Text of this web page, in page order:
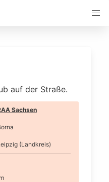
auf der Straße.
Sachsen
(Landkreis)